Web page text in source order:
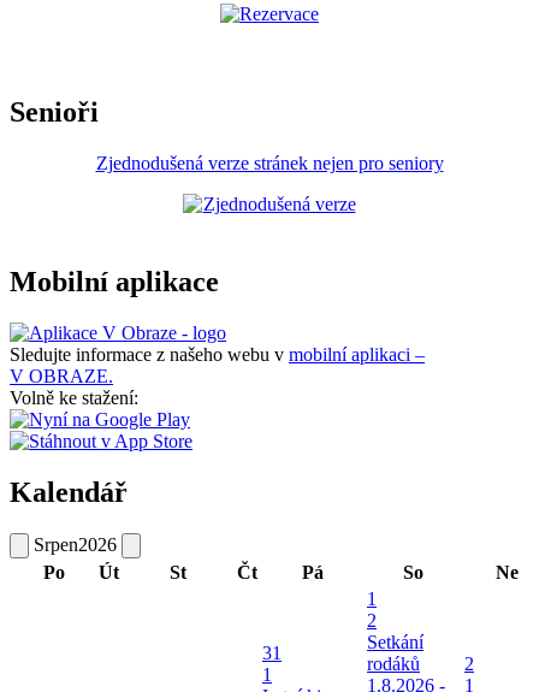
Senioři
Zjednodušená verze stránek nejen pro seniory
Mobilní aplikace
Sledujte informace z našeho webu v mobilní aplikaci –
V OBRAZE.
Volně ke stažení:
Kalendář
Srpen2026
Po
Út St Čt Pá So Ne
31
1
1
2
Setkání
rodáků
1.8.2026 -
2
1